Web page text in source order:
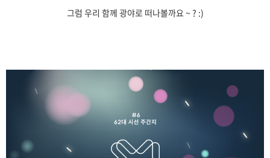
그럼 우리 함께 광야로 떠나볼까요 ~ ? :)